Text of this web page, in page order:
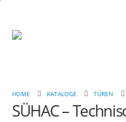
HOME KATALOGE TÜREN
SÜHAC –